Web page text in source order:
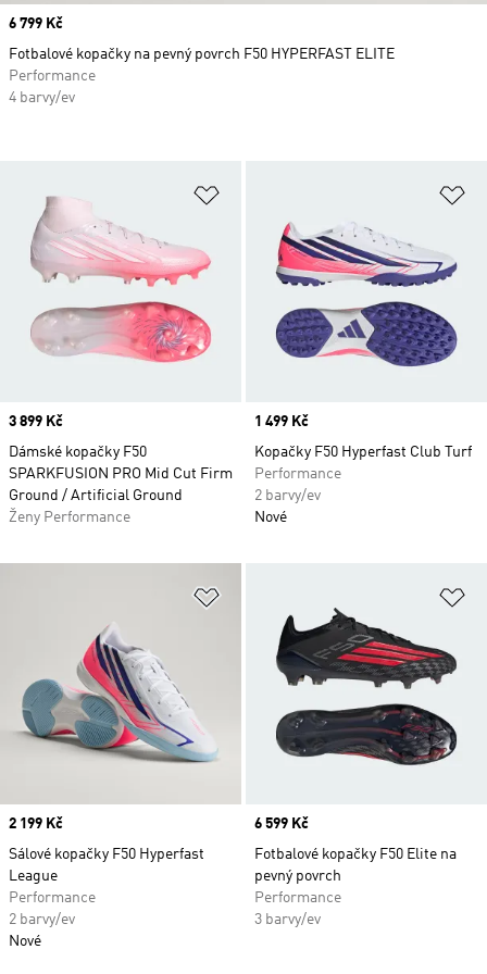
Price
3 899 Kč
Dámské kopačky F50
SPARKFUSION PRO Mid Cut Firm
Ground / Artificial Ground
Ženy Performance
Price
1 499 Kč
Kopačky F50 Hyperfast Club Turf
Performance
2 barvy/ev
Nové
Price
2 199 Kč
Sálové kopačky F50 Hyperfast
League
Performance
2 barvy/ev
Nové
Price
6 599 Kč
Fotbalové kopačky F50 Elite na
pevný povrch
Performance
3 barvy/ev
Price
6 799 Kč
Fotbalové kopačky na pevný povrch F50 HYPERFAST ELITE
Performance
4 barvy/ev